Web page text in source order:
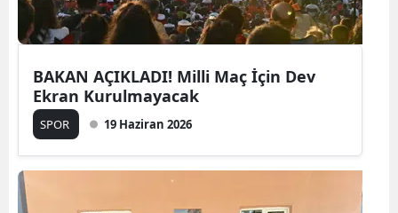
BAKAN AÇIKLADI! Milli Maç İçin Dev
Ekran Kurulmayacak
SPOR 19 Haziran 2026